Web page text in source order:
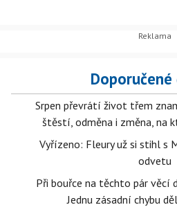
Srpen převrátí život třem
štěstí, odměna i změna, na
Vyřízeno: Fleury už si stihl s
odvetu
Při bouřce na těchto pár věcí
Jednu zásadní chybu